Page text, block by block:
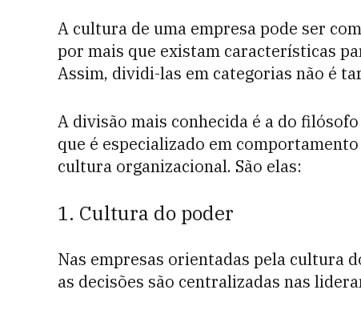
A cultura de uma empresa pode ser
por mais que existam características
Assim, dividi-las em categorias não é
A divisão mais conhecida é a do
que é especializado em
cultura organizacional. São elas:
1. Cultura do poder
Nas empresas orientadas pela cultura
as decisões são centralizadas nas